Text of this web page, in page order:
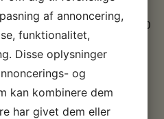
Lukket
13:00-17:00
af annoncering,
funktionalitet,
Disse oplysninger
og
kan kombinere dem
har givet dem eller